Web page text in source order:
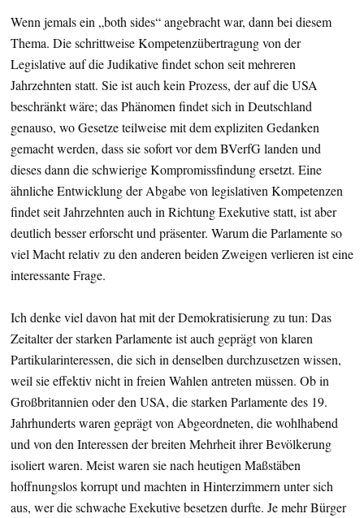
Wenn jemals ein „both sides“ angebracht war, dann bei diesem
Thema. Die schrittweise Kompetenzübertragung von der
Legislative auf die Judikative findet schon seit mehreren
Jahrzehnten statt. Sie ist auch kein Prozess, der auf die USA
beschränkt wäre; das Phänomen findet sich in Deutschland
genauso, wo Gesetze teilweise mit dem expliziten Gedanken
gemacht werden, dass sie sofort vor dem BVerfG landen und
dieses dann die schwierige Kompromissfindung ersetzt. Eine
ähnliche Entwicklung der Abgabe von legislativen Kompetenzen
findet seit Jahrzehnten auch in Richtung Exekutive statt, ist aber
deutlich besser erforscht und präsenter. Warum die Parlamente so
viel Macht relativ zu den anderen beiden Zweigen verlieren ist eine
interessante Frage.
Ich denke viel davon hat mit der Demokratisierung zu tun: Das
Zeitalter der starken Parlamente ist auch geprägt von klaren
Partikularinteressen, die sich in denselben durchzusetzen wissen,
weil sie effektiv nicht in freien Wahlen antreten müssen. Ob in
Großbritannien oder den USA, die starken Parlamente des 19.
Jahrhunderts waren geprägt von Abgeordneten, die wohlhabend
und von den Interessen der breiten Mehrheit ihrer Bevölkerung
isoliert waren. Meist waren sie nach heutigen Maßstäben
hoffnungslos korrupt und machten in Hinterzimmern unter sich
aus, wer die schwache Exekutive besetzen durfte. Je mehr Bürger